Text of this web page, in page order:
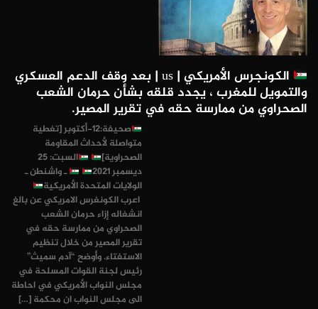
الكونجرس الأمريكي | us | بعد وقف الدعم العسكري
والتمويل للمغرب ، يجدد قلقه بشأن حرمان الشعب
الصحراوي من ممارسة حقه في تقرير المصير.
صحيفة:12-أكتوبر [تغطية
متواصلة لأحداث المقاومة
الصحراوية]
السبت: 25
ديسمبر 2021
ـ واشنطن ـ
الولايات المتحدة الأمريكية
اعرب الكونغرس الامريكي عن بالغ
انشغاله إزاء حرمان الشعب
الصحراوي من ممارسة حقه في
تقرير المصير من خلال تنظيم
الاستفتاء. وأوضح “آدم سميث”
رئيس لجنة القوات المسلحة في
مجلس النواب الأمريكي في احاطة
الى مجلس النواب ان محكمة […]